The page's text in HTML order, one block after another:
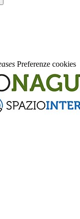
Preferenze cookies